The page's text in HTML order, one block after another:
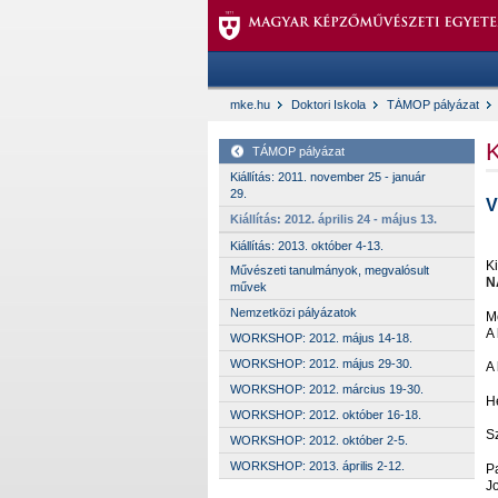
mke.hu Doktori Iskola TÁMOP pályázat
TÁMOP pályázat
Kiállítás: 2011. november 25 - január
29.
Kiállítás: 2012. április 24 - május 13.
Kiállítás: 2013. október 4-13.
Művészeti tanulmányok, megvalósult
művek
Nemzetközi pályázatok
WORKSHOP: 2012. május 14-18.
WORKSHOP: 2012. május 29-30.
WORKSHOP: 2012. március 19-30.
WORKSHOP: 2012. október 16-18.
WORKSHOP: 2012. október 2-5.
WORKSHOP: 2013. április 2-12.
A
A